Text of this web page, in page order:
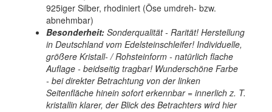
925iger Silber, rhodiniert (Öse umdreh- bzw.
abnehmbar)
Besonderheit: Sonderqualität - Rarität! Herstellung
in Deutschland vom Edelsteinschleifer! Individuelle,
größere Kristall- / Rohsteinform - natürlich flache
Auflage - beidseitig tragbar! Wunderschöne Farbe
- bei direkter Betrachtung von der linken
Seitenfläche hinein sofort erkennbar = innerlich z. T.
kristallin klarer, der Blick des Betrachters wird hier